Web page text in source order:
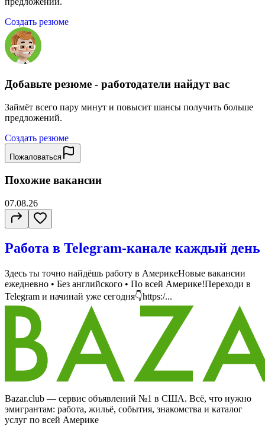
Создать резюме
Добавьте резюме - работодатели найдут вас
Займёт всего пару минут и повысит шансы получить больше
предложений.
Создать резюме
Пожаловаться
Похожие вакансии
07.08.26
Работа в Telegram-канале каждый день
Здесь ты точно найдёшь работу в АмерикеНовые вакансии
ежедневно • Без английского • По всей Америке!Переходи в
Telegram и начинай уже сегодня👇https:/...
Bazar.club — сервис объявлений №1 в США. Всё, что нужно
эмигрантам: работа, жильё, события, знакомства и каталог
услуг по всей Америке